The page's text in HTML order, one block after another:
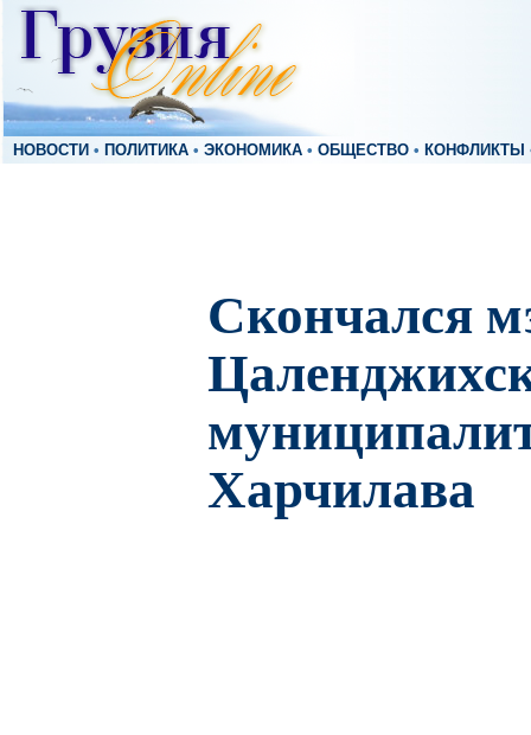
НОВОСТИ • ПОЛИТИКА • ЭКОНОМИКА • ОБЩЕСТВО • КОНФЛИКТЫ
Скончался
Харчилава